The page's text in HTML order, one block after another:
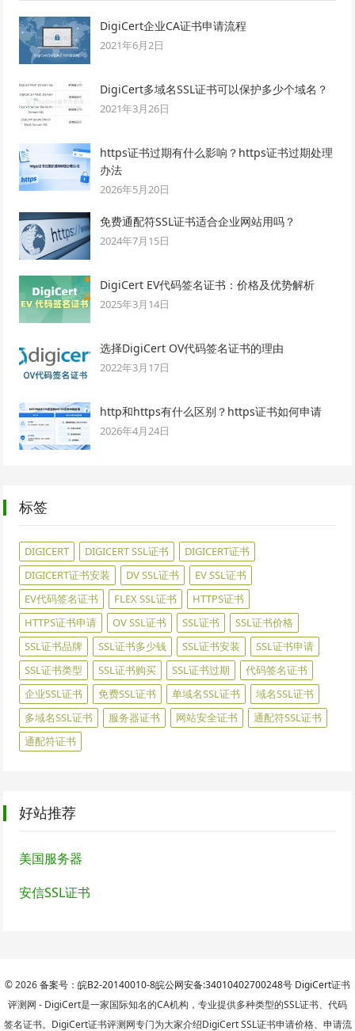
DigiCert企业CA证书申请流程
2021年6月2日
DigiCert多域名SSL证书可以保护多少个域名？
2021年3月26日
https证书过期有什么影响？https证书过期处理
办法
2026年5月20日
免费通配符SSL证书适合企业网站用吗？
2024年7月15日
DigiCert EV代码签名证书：价格及优势解析
2025年3月14日
选择DigiCert OV代码签名证书的理由
2022年3月17日
http和https有什么区别？https证书如何申请
2026年4月24日
标签
DIGICERT DIGICERT SSL证书
DIGICERT证书
DIGICERT证书安装
DV SSL证书
EV SSL证书
EV代码签名证书
FLEX SSL证书
HTTPS证书
HTTPS证书申请
OV SSL证书 SSL证书
SSL证书价格
SSL证书品牌
SSL证书多少钱 SSL证书安装
SSL证书申请
SSL证书类型
SSL证书购买 SSL证书过期
代码签名证书
企业SSL证书
免费SSL证书 单域名SSL证书
域名SSL证书
多域名SSL证书
服务器证书 网站安全证书
通配符SSL证书
通配符证书
好站推荐
美国服务器
安信SSL证书
© 2026备案号：皖B2-20140010-8皖公网安备:34010402700248号 DigiCert证书
评测网 - DigiCert是一家国际知名的CA机构，专业提供多种类型的SSL证书、代码
签名证书。DigiCert证书评测网专门为大家介绍DigiCert SSL证书申请价格、申请流